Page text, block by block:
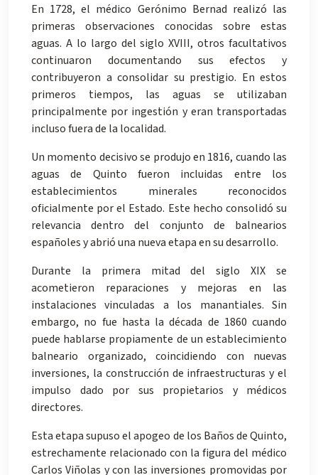
En 1728, el médico Gerónimo Bernad realizó las
primeras observaciones conocidas sobre estas
aguas. A lo largo del siglo XVIII, otros facultativos
continuaron documentando sus efectos y
contribuyeron a consolidar su prestigio. En estos
primeros tiempos, las aguas se utilizaban
principalmente por ingestión y eran transportadas
incluso fuera de la localidad.
Un momento decisivo se produjo en 1816, cuando las
aguas de Quinto fueron incluidas entre los
establecimientos minerales reconocidos
oficialmente por el Estado. Este hecho consolidó su
relevancia dentro del conjunto de balnearios
españoles y abrió una nueva etapa en su desarrollo.
Durante la primera mitad del siglo XIX se
acometieron reparaciones y mejoras en las
instalaciones vinculadas a los manantiales. Sin
embargo, no fue hasta la década de 1860 cuando
puede hablarse propiamente de un establecimiento
balneario organizado, coincidiendo con nuevas
inversiones, la construcción de infraestructuras y el
impulso dado por sus propietarios y médicos
directores.
Esta etapa supuso el apogeo de los Baños de Quinto,
estrechamente relacionado con la figura del médico
Carlos Viñolas y con las inversiones promovidas por